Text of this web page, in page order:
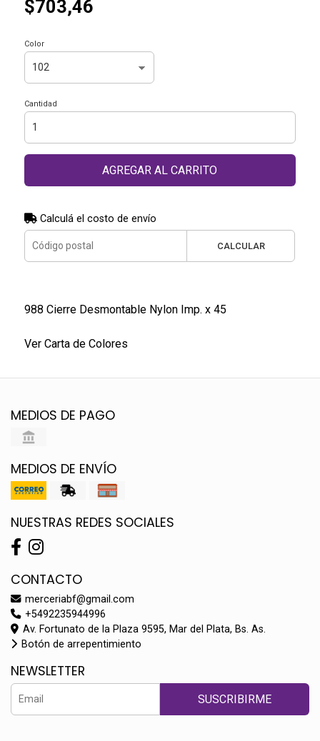
$703,46
Color
Cantidad
AGREGAR AL CARRITO
Calculá el costo de envío
CALCULAR
988 Cierre Desmontable Nylon Imp. x 45
Ver Carta de Colores
MEDIOS DE PAGO
MEDIOS DE ENVÍO
NUESTRAS REDES SOCIALES
CONTACTO
merceriabf@gmail.com
+5492235944996
Av. Fortunato de la Plaza 9595, Mar del Plata, Bs. As.
Botón de arrepentimiento
NEWSLETTER
SUSCRIBIRME